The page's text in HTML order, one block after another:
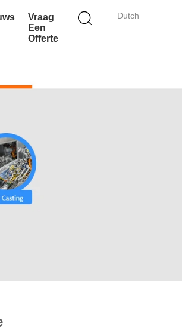
Dutch
Vraag
Een
Offerte